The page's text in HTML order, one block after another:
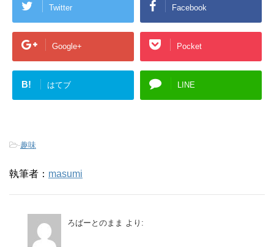
Twitter Facebook
Google+ Pocket
B! はてブ LINE
-趣味
執筆者： masumi
ろばーとのまま より: